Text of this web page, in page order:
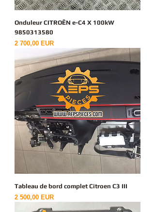
Onduleur CITROËN e-C4 X 100kW
9850313580
Ціна
2 700,00 EUR
Tableau de bord complet Citroen C3 III
Ціна
2 500,00 EUR